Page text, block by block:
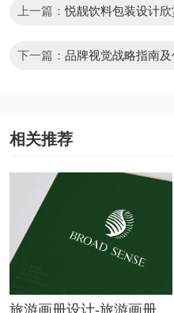
上一篇： 悦靓饮料包装设计欣
下一篇： 品牌视觉战略指南
相关推荐